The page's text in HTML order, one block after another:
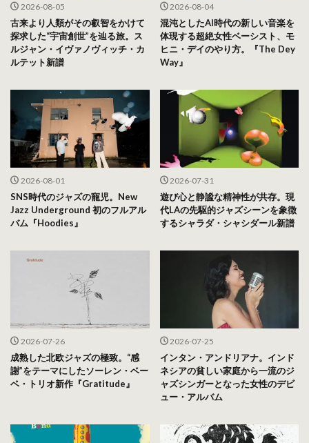
2026-08-05
古来より人類がその叡智をかけて
探求した“宇宙創世”を辿る旅。ス
ルジャン・イヴァノヴィッチ・カ
ルテット新譜
2026-08-04
混沌としたAI時代の新しい音楽を
体現する超絶女性ベーシスト、モ
ヒニ・デイのやり方。『The Dey
Way』
2026-08-01
SNS時代のジャズの寵児。New
Jazz Underground 初のフルアル
バム『Hoodies』
2026-07-31
遊び心と静謐な精神性が共存。現
代LAの先駆的ジャズシーンを象徴
するシャラダ・シャシダール新譜
2026-07-26
成熟した北欧ジャズの極致。“感
謝”をテーマにしたソーレン・ベー
ベ・トリオ新作『Gratitude』
2026-07-25
インタン・アンドリアナ。インド
ネシアの貧しい家庭から一流のジ
ャズシンガーとなった女性のデビ
ュー・アルバム